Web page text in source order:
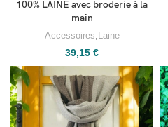
100% LAINE avec broderie à la
main
Accessoires Laine
39,15 €